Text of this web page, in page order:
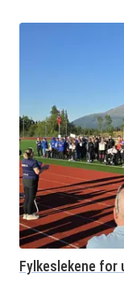
Fylkeslekene for